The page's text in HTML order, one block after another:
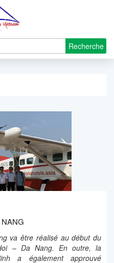
Recherche
va être réalisé au début du
– Da Nang. En outre, la
a également approuvé